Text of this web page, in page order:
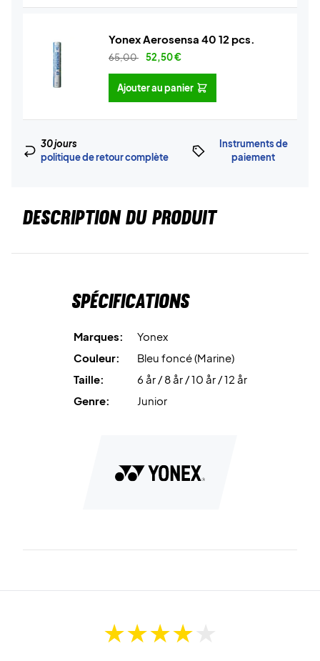
Yonex Aerosensa 40 12 pcs.
65,00 52,50€
Ajouter au panier
30 jours
politique de retour complète
Instruments de
paiement
DESCRIPTION DU PRODUIT
Spécifications
Marques:
Yonex
Couleur:
Bleu foncé (Marine)
Taille:
6 år / 8 år / 10 år / 12 år
Genre:
Junior